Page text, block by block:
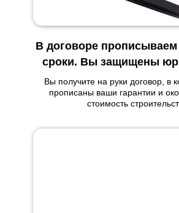
В договоре прописываем
сроки. Вы защищены
Вы получите на руки договор, в
прописаны ваши гарантии и
стоимость